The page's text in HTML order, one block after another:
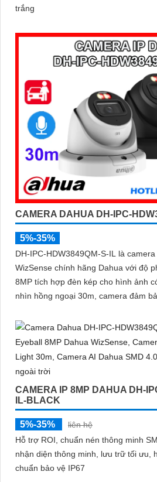
trắng
CAMERA DAHUA DH-IPC-
5%-35%
DH-IPC-HDW3849QM-S-IL là
WizSense chính hãng Dahua với độ
8MP tích hợp đèn kép cho hình ảnh
nhìn hồng ngoại 30m, camera đảm
tích hợp micro ghi âm, chuẩn POE và
chính xác người và phương tiện giám
CAMERA IP 8MP DAHUA DH-
IL-BLACK
5%-35%
liên hệ
Hỗ trợ ROI, chuẩn nén thông minh
nhận diện thông minh, lưu trữ tối ưu,
chuẩn bảo vệ IP67